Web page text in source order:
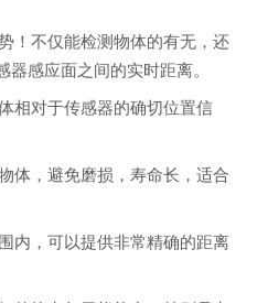
！不仅能检测物体的有无，还
感应面之间的实时距离。
相对于传感器的确切位置信
体，避免磨损，寿命长，适合
内，可以提供非常精确的距离